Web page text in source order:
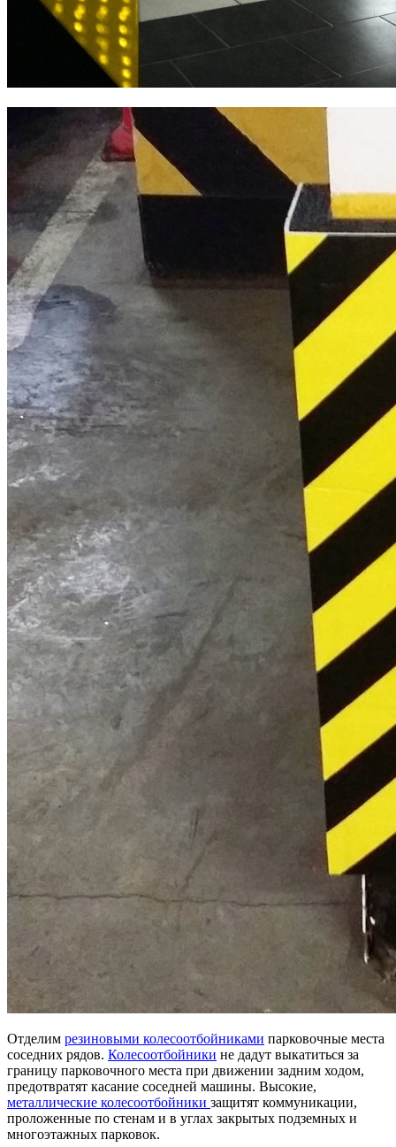
Отделим резиновыми колесоотбойниками парковочные места
соседних рядов. Колесоотбойники не дадут выкатиться за
границу парковочного места при движении задним ходом,
предотвратят касание соседней машины. Высокие,
металлические колесоотбойники защитят коммуникации,
проложенные по стенам и в углах закрытых подземных и
многоэтажных парковок.